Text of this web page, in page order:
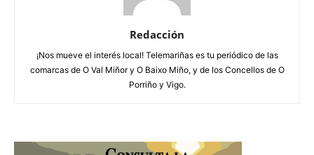
Redacción
¡Nos mueve el interés local! Telemariñas es tu periódico de las
comarcas de O Val Miñor y O Baixo Miño, y de los Concellos de O
Porriño y Vigo.